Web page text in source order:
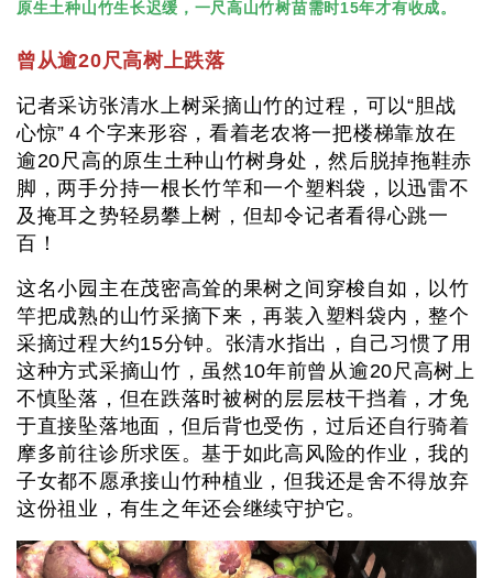
原生土种山竹生长迟缓，一尺高山竹树苗需时15年才有收成。
曾从逾20尺高树上跌落
记者采访张清水上树采摘山竹的过程，可以“胆战
心惊”４个字来形容，看着老农将一把楼梯靠放在
逾20尺高的原生土种山竹树身处，然后脱掉拖鞋赤
脚，两手分持一根长竹竿和一个塑料袋，以迅雷不
及掩耳之势轻易攀上树，但却令记者看得心跳一
百！
这名小园主在茂密高耸的果树之间穿梭自如，以竹
竿把成熟的山竹采摘下来，再装入塑料袋内，整个
采摘过程大约15分钟。张清水指出，自己习惯了用
这种方式采摘山竹，虽然10年前曾从逾20尺高树上
不慎坠落，但在跌落时被树的层层枝干挡着，才免
于直接坠落地面，但后背也受伤，过后还自行骑着
摩多前往诊所求医。基于如此高风险的作业，我的
子女都不愿承接山竹种植业，但我还是舍不得放弃
这份祖业，有生之年还会继续守护它。